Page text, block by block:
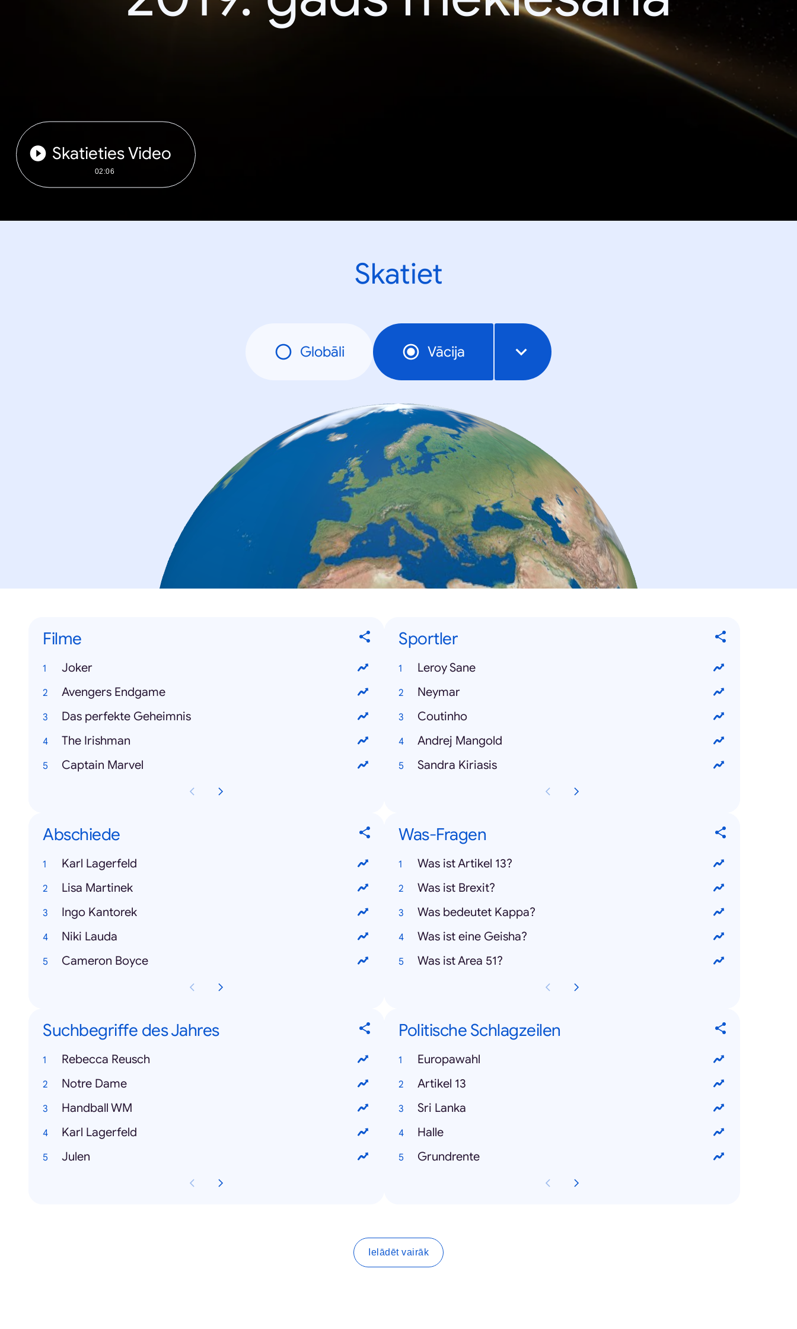
Skatieties Video
02:06
Skatiet
Globāli Vācija
Filme
Joker
Avengers Endgame
Das perfekte Geheimnis
The Irishman
Captain Marvel
Sportler
Leroy Sane
Neymar
Coutinho
Andrej Mangold
Sandra Kiriasis
Abschiede
Karl Lagerfeld
Lisa Martinek
Ingo Kantorek
Niki Lauda
Cameron Boyce
Was-Fragen
Was ist Artikel 13?
Was ist Brexit?
Was bedeutet Kappa?
Was ist eine Geisha?
Was ist Area 51?
Suchbegriffe des Jahres
Rebecca Reusch
Notre Dame
Handball WM
Karl Lagerfeld
Julen
Politische Schlagzeilen
Europawahl
Artikel 13
Sri Lanka
Halle
Grundrente
Ielādēt vairāk